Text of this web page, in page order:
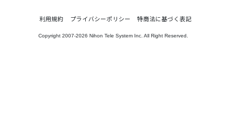
利用規約 プライバシーポリシー 特商法に基づく表記
Copyright 2007-2026 Nihon Tele System Inc. All Right Reserved.